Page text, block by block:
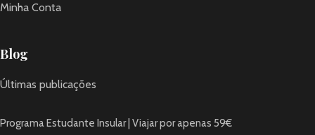
Minha Conta
Blog
Últimas publicações
Programa Estudante Insular | Viajar por apenas 59€